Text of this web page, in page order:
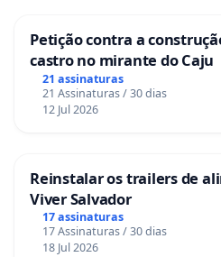
Petição contra a
castro no mirante do Caju
21 assinaturas
21 Assinaturas / 30 dias
12 Jul 2026
Reinstalar os trailers de
Viver Salvador
17 assinaturas
17 Assinaturas / 30 dias
18 Jul 2026